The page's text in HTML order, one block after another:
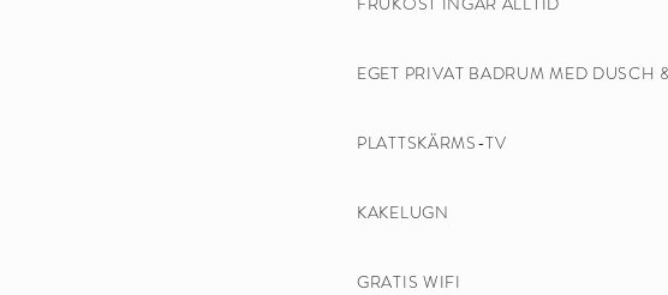
EGET PRIVAT BADRUM MED DUSCH
PLATTSKÄRMS-TV
KAKELUGN
GRATIS WIFI